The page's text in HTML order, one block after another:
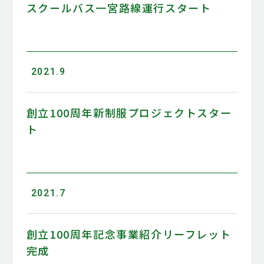
スクールバス一宮路線運行スタート
2021.9
創立100周年新制服プロジェクトスター
ト
2021.7
創立100周年記念事業紹介リーフレット
完成